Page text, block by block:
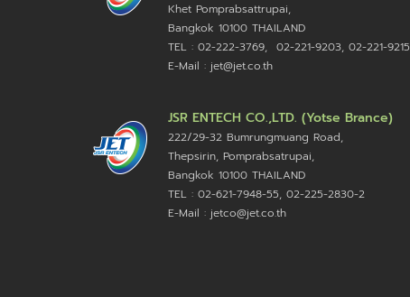
Khet Pomprabsattrupai,
Bangkok 10100 THAILAND
TEL : 02-222-3769, 02-221-9203, 02-221-9215
E-Mail : jet@jet.co.th
JSR ENTECH CO.,LTD. (Yotse Brance)
222/29-32 Bumrungmuang Road,
Thepsirin, Pomprabsatrupai,
Bangkok 10100 THAILAND
TEL : 02-621-7948-55, 02-225-2830-2
E-Mail : jetco@jet.co.th